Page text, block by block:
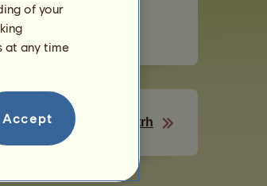
.
Černý trh
of your
at any time
Accept